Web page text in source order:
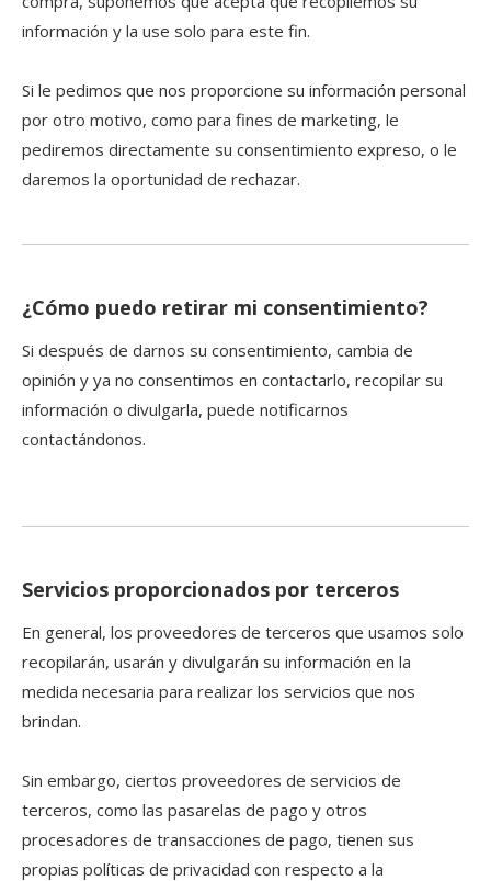
información y la use solo para este fin.
Si le pedimos que nos proporcione su información personal
por otro motivo, como para fines de marketing, le
pediremos directamente su consentimiento expreso, o le
daremos la oportunidad de rechazar.
¿Cómo puedo retirar mi consentimiento?
Si después de darnos su consentimiento, cambia de
opinión y ya no consentimos en contactarlo, recopilar su
información o divulgarla, puede notificarnos
contactándonos.
Servicios proporcionados por terceros
En general, los proveedores de terceros que usamos solo
recopilarán, usarán y divulgarán su información en la
medida necesaria para realizar los servicios que nos
brindan.
Sin embargo, ciertos proveedores de servicios de
terceros, como las pasarelas de pago y otros
procesadores de transacciones de pago, tienen sus
propias políticas de privacidad con respecto a la